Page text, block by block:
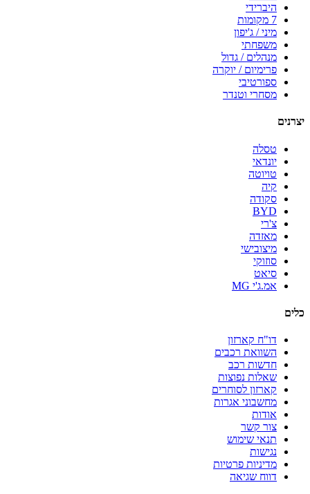
היברידי
7 מקומות
מיני / ג'יפון
משפחתי
מנהלים / גדול
פרימיום / יוקרה
ספורטיבי
מסחרי וטנדר
יצרנים
טסלה
יונדאי
טויוטה
קיה
סקודה
BYD
צ'רי
מאזדה
מיצובישי
סוזוקי
סיאט
אמ.ג'י MG
כלים
דו"ח קארזון
השוואת רכבים
חדשות רכב
שאלות נפוצות
קארזון לסוחרים
מחשבוני אגרות
אודות
צור קשר
תנאי שימוש
נגישות
מדיניות פרטיות
דווח שגיאה